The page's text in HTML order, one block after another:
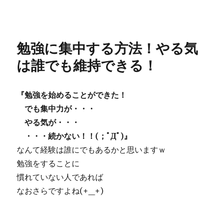
勉強に集中する方法！やる気
は誰でも維持できる！
『勉強を始めることができた！
でも集中力が・・・
やる気が・・・
・・・続かない！！(；ﾟДﾟ)』
なんて経験は誰にでもあるかと思いますｗ
勉強をすることに
慣れていない人であれば
なおさらですよね(+_+)